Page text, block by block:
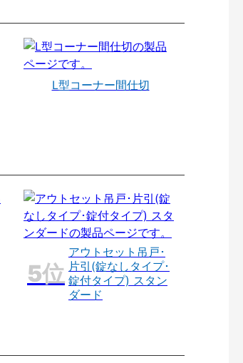
L型コーナー間仕切
アウトセット吊戸･
片引(錠なしタイプ･
錠付タイプ) スタン
ダード